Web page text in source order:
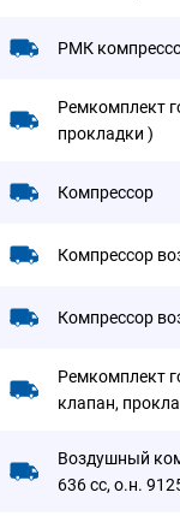
РМК
Ремкомплект
прокладки )
Компрессор
Компрессор
Компрессор
Ремкомплект
клапан,
Воздушный
636 cc, о.н.